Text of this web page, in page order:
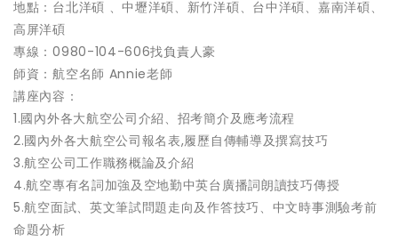
地點：台北洋碩 、中壢洋碩、新竹洋碩、台中洋碩、嘉南洋碩、
高屏洋碩
專線：0980-104-606找負責人豪
師資：航空名師 Annie老師
講座內容：
1.國內外各大航空公司介紹、招考簡介及應考流程
2.國內外各大航空公司報名表,履歷自傳輔導及撰寫技巧
3.航空公司工作職務概論及介紹
4.航空專有名詞加強及空地勤中英台廣播詞朗讀技巧傳授
5.航空面試、英文筆試問題走向及作答技巧、中文時事測驗考前
命題分析